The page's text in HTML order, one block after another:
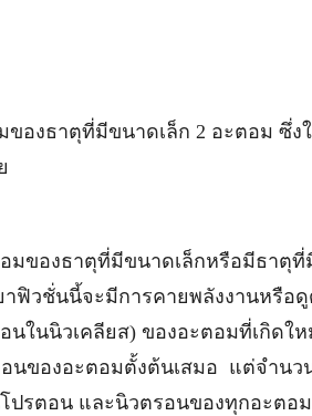
องธาตุที่มีขนาดเล็ก 2 อะตอม ซึ่ง
มของธาตุที่มีขนาดเล็กหรือมีธาตุ
ฟิวชั่นนี้จะมีการคายพลังงานหรือ
ในนิวเคลียส) ของอะตอมที่เกิดให
นของอะตอมตั้งต้นเสมอ แต่จำนว
ปรตอน และนิวตรอนของทุกอะตอ